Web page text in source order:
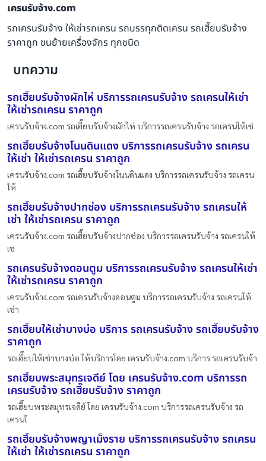
เครนรับจ้าง.com
รถเครนรับจ้าง ให้เช่ารถเครน รถบรรทุกติดเครน รถเฮี๊ยบรับจ้าง
ราคาถูก ขนย้ายเครื่องจักร ทุกชนิด
บทความ
รถเฮี๊ยบรับจ้างผักไห่ บริการรถเครนรับจ้าง รถเครนให้เช่า
ให้เช่ารถเครน ราคาถูก
เครนรับจ้าง.com รถเฮี๊ยบรับจ้างผักไห่ บริการรถเครนรับจ้าง รถเครนให้เช่
รถเฮี๊ยบรับจ้างโนนดินแดง บริการรถเครนรับจ้าง รถเครน
ให้เช่า ให้เช่ารถเครน ราคาถูก
เครนรับจ้าง.com รถเฮี๊ยบรับจ้างโนนดินแดง บริการรถเครนรับจ้าง รถเครน
ให้
รถเฮี๊ยบรับจ้างปากช่อง บริการรถเครนรับจ้าง รถเครนให้
เช่า ให้เช่ารถเครน ราคาถูก
เครนรับจ้าง.com รถเฮี๊ยบรับจ้างปากช่อง บริการรถเครนรับจ้าง รถเครนให้
เช
รถเครนรับจ้างดอนตูม บริการรถเครนรับจ้าง รถเครนให้เช่า
ให้เช่ารถเครน ราคาถูก
เครนรับจ้าง.com รถเครนรับจ้างดอนตูม บริการรถเครนรับจ้าง รถเครนให้
เช่า
รถเฮี๊ยบให้เช่าบางบ่อ บริการ รถเครนรับจ้าง รถเฮี๊ยบรับจ้าง
ราคาถูก
รถเฮี๊ยบให้เช่าบางบ่อ ให้บริการโดย เครนรับจ้าง.com บริการ รถเครนรับจ้า
รถเฮี๊ยบพระสมุทรเจดีย์ โดย เครนรับจ้าง.com บริการรถ
เครนรับจ้าง รถเฮี๊ยบรับจ้าง ราคาถูก
รถเฮี๊ยบพระสมุทรเจดีย์ โดย เครนรับจ้าง.com บริการรถเครนรับจ้าง รถ
เครนใ
รถเฮี๊ยบรับจ้างพญาเม็งราย บริการรถเครนรับจ้าง รถเครน
ให้เช่า ให้เช่ารถเครน ราคาถูก